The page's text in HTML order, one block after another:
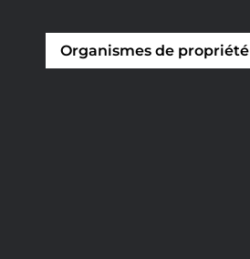
Organismes de propriété